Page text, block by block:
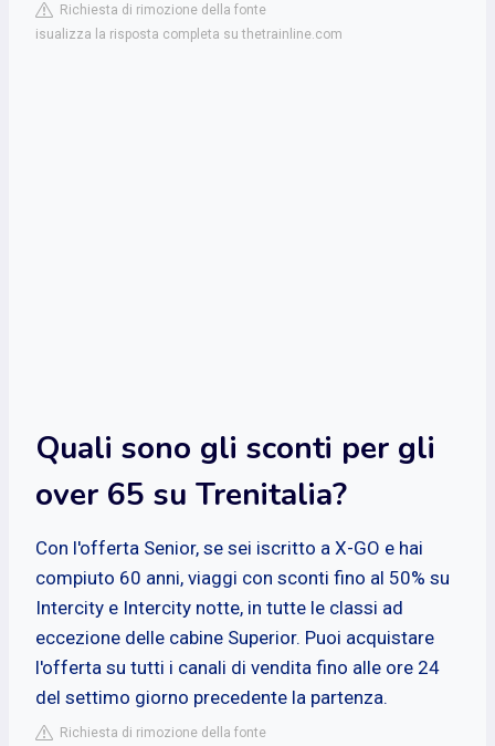
Richiesta di rimozione della fonte
isualizza la risposta completa su thetrainline.com
Quali sono gli sconti per gli
over 65 su Trenitalia?
Con l'offerta Senior, se sei iscritto a X-GO e hai
compiuto 60 anni, viaggi con sconti fino al 50% su
Intercity e Intercity notte, in tutte le classi ad
eccezione delle cabine Superior. Puoi acquistare
l'offerta su tutti i canali di vendita fino alle ore 24
del settimo giorno precedente la partenza.
Richiesta di rimozione della fonte